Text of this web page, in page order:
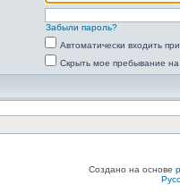
Забыли пароль?
Автоматически входить
Скрыть мое пребывание
Создано на основе